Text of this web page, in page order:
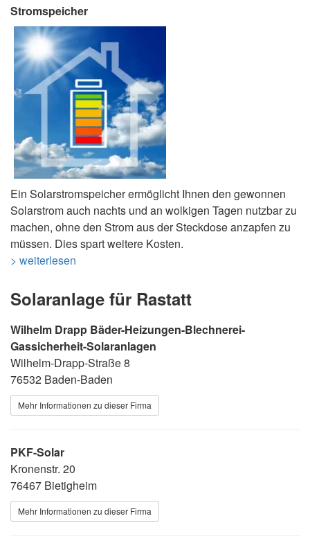
Stromspeicher
Ein Solarstromspeicher ermöglicht Ihnen den gewonnen
Solarstrom auch nachts und an wolkigen Tagen nutzbar zu
machen, ohne den Strom aus der Steckdose anzapfen zu
müssen. Dies spart weitere Kosten.
> weiterlesen
Solaranlage für Rastatt
Wilhelm Drapp Bäder-Heizungen-Blechnerei-
Gassicherheit-Solaranlagen
Wilhelm-Drapp-Straße 8
76532 Baden-Baden
Mehr Informationen zu dieser Firma
PKF-Solar
Kronenstr. 20
76467 Bietigheim
Mehr Informationen zu dieser Firma